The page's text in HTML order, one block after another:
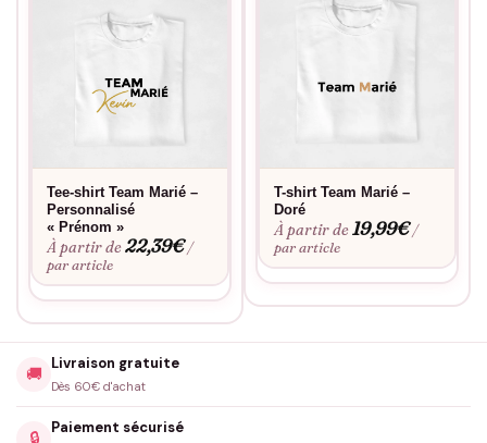
Tee-shirt Team Marié –
Personnalisé
« Prénom »
À partir de22,39€ /
par article
T-shirt Team Marié –
Doré
À partir de19,99€ /
par article
🚚
Livraison gratuite
Dès 60€ d'achat
🔒
Paiement sécurisé